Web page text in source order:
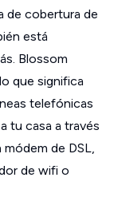
de cobertura de
está
Blossom
que significa
telefónicas
tu casa a través
de DSL,
de wifi o